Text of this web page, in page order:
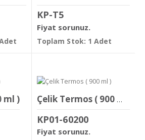
KP-T5
Fiyat sorunuz.
Toplam Stok: 1 Adet
ml ) Çelik Termos ( 900 ml )
KP01-60200
Fiyat sorunuz.